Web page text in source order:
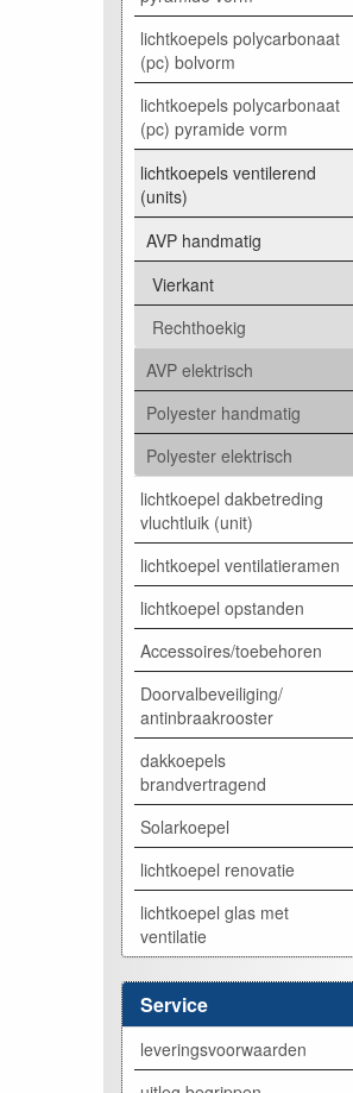
lichtkoepels polycarbonaat
(pc) bolvorm
lichtkoepels polycarbonaat
(pc) pyramide vorm
lichtkoepels ventilerend
(units)
AVP handmatig
Vierkant
Rechthoekig
AVP elektrisch
Polyester handmatig
Polyester elektrisch
lichtkoepel dakbetreding
vluchtluik (unit)
lichtkoepel ventilatieramen
lichtkoepel opstanden
Accessoires/toebehoren
Doorvalbeveiliging/
antinbraakrooster
dakkoepels
brandvertragend
Solarkoepel
lichtkoepel renovatie
lichtkoepel glas met
ventilatie
Service
leveringsvoorwaarden